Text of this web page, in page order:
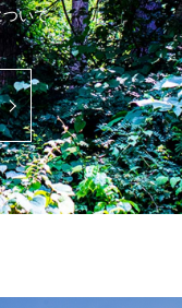
ついて